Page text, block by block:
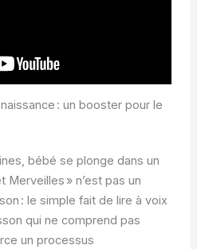
: un booster pour le
bébé se plonge dans un
Merveilles » n’est pas un
: le simple fait de lire à voix
qui ne comprend pas
un processus